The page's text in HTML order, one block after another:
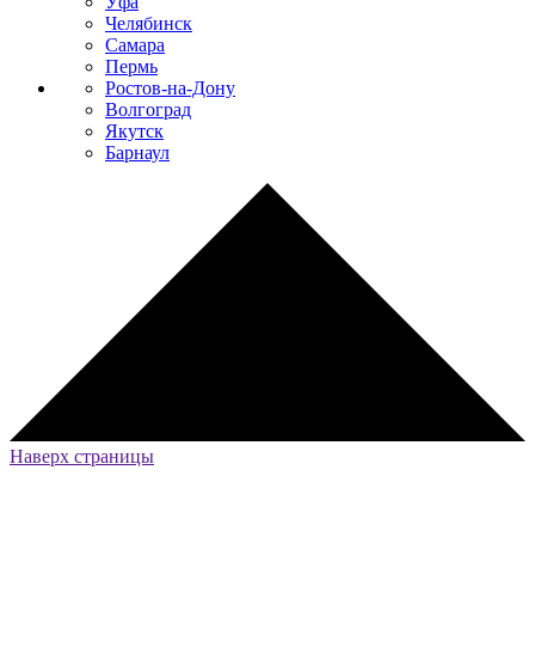
Челябинск
Самара
Пермь
Ростов-на-Дону
Волгоград
Якутск
Барнаул
Наверх страницы